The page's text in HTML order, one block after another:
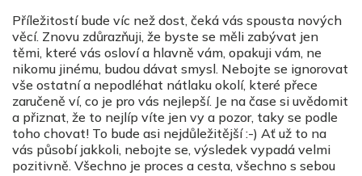
Příležitostí bude víc než dost, čeká vás spousta nových
věcí. Znovu zdůrazňuji, že byste se měli zabývat jen
těmi, které vás osloví a hlavně vám, opakuji vám, ne
nikomu jinému, budou dávat smysl. Nebojte se ignorovat
vše ostatní a nepodléhat nátlaku okolí, které přece
zaručeně ví, co je pro vás nejlepší. Je na čase si uvědomit
a přiznat, že to nejlíp víte jen vy a pozor, taky se podle
toho chovat! To bude asi nejdůležitější :-) Ať už to na
vás působí jakkoli, nebojte se, výsledek vypadá velmi
pozitivně. Všechno je proces a cesta, všechno s sebou